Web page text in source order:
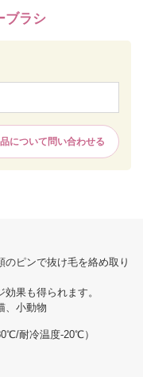
ブラシ
について問い合わせる
のピンで抜け毛を絡め取り
果も得られます。
、小動物
耐冷温度-20℃）